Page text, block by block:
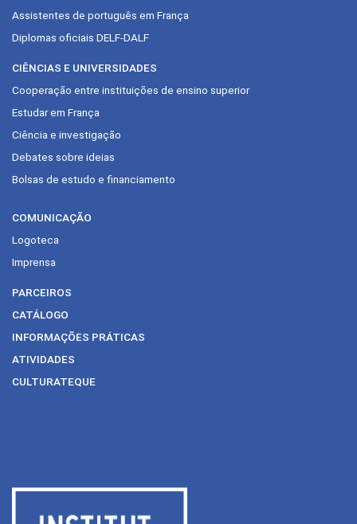
Assistentes de português em França
Diplomas oficiais DELF-DALF
CIÊNCIAS E UNIVERSIDADES
Cooperação entre instituições de ensino superior
Estudar em França
Ciência e investigação
Debates sobre ideias
Bolsas de estudo e financiamento
COMUNICAÇÃO
Logoteca
Imprensa
PARCEIROS
CATÁLOGO
INFORMAÇÕES PRÁTICAS
ATIVIDADES
CULTURATEQUE